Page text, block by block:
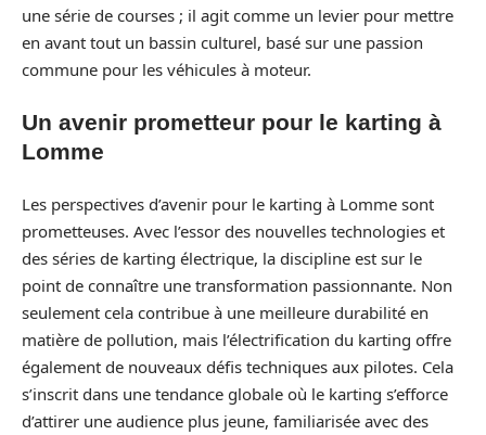
une série de courses ; il agit comme un levier pour mettre
en avant tout un bassin culturel, basé sur une passion
commune pour les véhicules à moteur.
Un avenir prometteur pour le karting à
Lomme
Les perspectives d’avenir pour le karting à Lomme sont
prometteuses. Avec l’essor des nouvelles technologies et
des séries de karting électrique, la discipline est sur le
point de connaître une transformation passionnante. Non
seulement cela contribue à une meilleure durabilité en
matière de pollution, mais l’électrification du karting offre
également de nouveaux défis techniques aux pilotes. Cela
s’inscrit dans une tendance globale où le karting s’efforce
d’attirer une audience plus jeune, familiarisée avec des